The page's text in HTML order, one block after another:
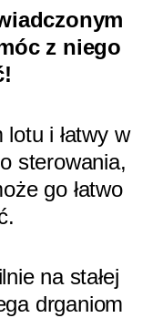
z niego
i łatwy w
sterowania,
go łatwo
na stałej
drganiom